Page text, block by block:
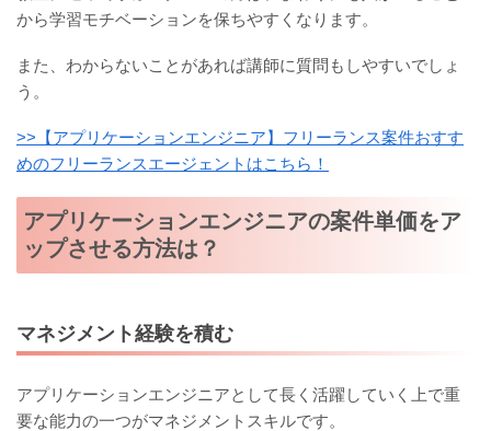
から学習モチベーションを保ちやすくなります。
また、わからないことがあれば講師に質問もしやすいでしょ
う。
>>【アプリケーションエンジニア】フリーランス案件おすす
めのフリーランスエージェントはこちら！
アプリケーションエンジニアの案件単価をア
ップさせる方法は？
マネジメント経験を積む
アプリケーションエンジニアとして長く活躍していく上で重
要な能力の一つがマネジメントスキルです。